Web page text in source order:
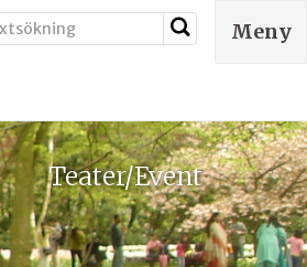
Teater/Event
Meny